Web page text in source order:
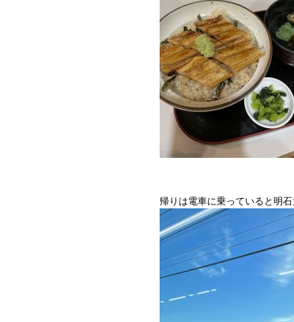
帰りは電車に乗っていると明